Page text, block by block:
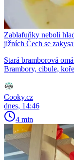
Zablafuňky neboli
jižních Čech se
Stará bramborová
Brambory, cibule,
Cooky.cz
dnes, 14:46
4 min